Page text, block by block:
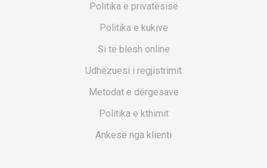
Politika e privatësisë
Politika e kukive
Si të blesh online
Udhëzuesi i regjistrimit
Metodat e dërgesave
Politika e kthimit
Ankesë nga klienti